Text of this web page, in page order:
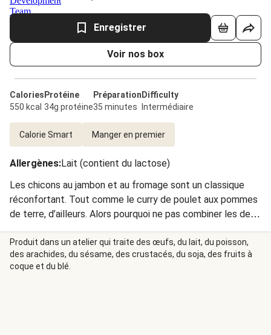
Enregistrer
Voir nos box
Calories
550 kcal
Protéine
34g protéine
Préparation
35 minutes
Difficulty
Intermédiaire
Calorie Smart Manger en premier
Allergènes:Lait (contient du lactose)
Les chicons au jambon et au fromage sont un classique
réconfortant. Tout comme le curry de poulet aux pommes
de terre, d’ailleurs. Alors pourquoi ne pas combiner les deux
pour deux fois plus de plaisir ?
Produit dans un atelier qui traite des œufs, du lait, du poisson,
des arachides, du sésame, des crustacés, du soja, des fruits à
coque et du blé.